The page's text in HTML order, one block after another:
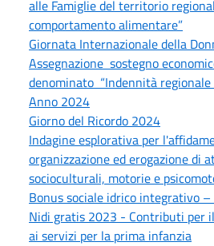
alle Famiglie del territorio
comportamento alimentare”
Giornata Internazionale della
Assegnazione sostegno
denominato “Indennità
Anno 2024
Giorno del Ricordo 2024
Indagine esplorativa per
organizzazione ed erogazione di
socioculturali, motorie e
Bonus sociale idrico integrativo
Nidi gratis 2023 - Contributi per il
ai servizi per la prima infanzia